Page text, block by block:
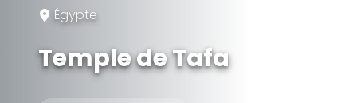
Égypte
Temple de Tafa